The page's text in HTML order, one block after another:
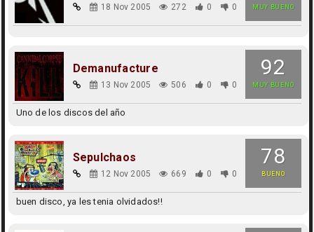
MUY BUENO
18 Nov 2005 272 0 0
92
MUY BUENO
Demanufacture
13 Nov 2005 506 0 0
Uno de los discos del año
78
BUENO
Sepulchaos
12 Nov 2005 669 0 0
buen disco, ya les tenia olvidados!!